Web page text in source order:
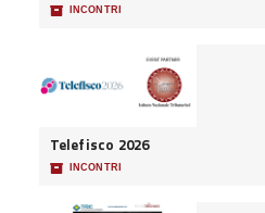
📦 INCONTRI
Telefisco 2026
📦 INCONTRI